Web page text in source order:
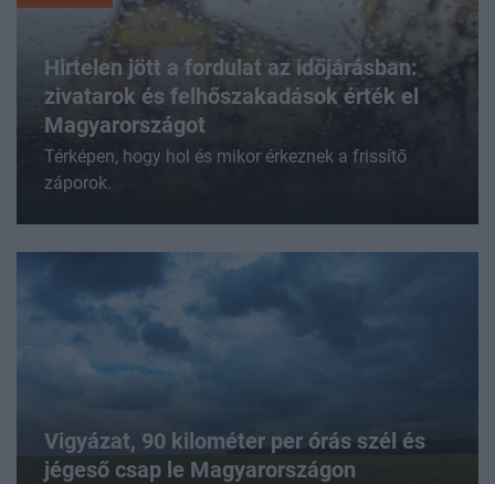
Hirtelen jött a fordulat az időjárásban:
zivatarok és felhőszakadások érték el
Magyarországot
Térképen, hogy hol és mikor érkeznek a frissítő
záporok.
Vigyázat, 90 kilométer per órás szél és
jégeső csap le Magyarországon